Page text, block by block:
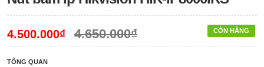
CÒN HÀNG
4.500.000₫ 4.650.000₫
TỔNG QUAN